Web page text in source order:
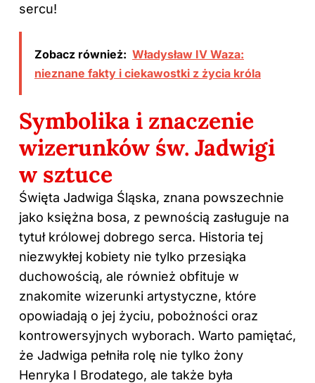
sercu!
Zobacz również: Władysław IV Waza:
nieznane fakty i ciekawostki z życia króla
Symbolika i znaczenie
wizerunków św. Jadwigi
w sztuce
Święta Jadwiga Śląska, znana powszechnie
jako księżna bosa, z pewnością zasługuje na
tytuł królowej dobrego serca. Historia tej
niezwykłej kobiety nie tylko przesiąka
duchowością, ale również obfituje w
znakomite wizerunki artystyczne, które
opowiadają o jej życiu, pobożności oraz
kontrowersyjnych wyborach. Warto pamiętać,
że Jadwiga pełniła rolę nie tylko żony
Henryka I Brodatego, ale także była